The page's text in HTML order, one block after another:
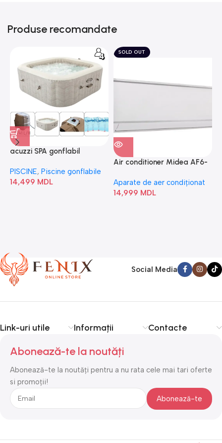
Produse recomandate
acuzzi SPA gonflabil
Bubble” 28446
PISCINE, Piscine gonflabile
14,499 MDL
SOLD OUT
Air conditioner Midea AF6-
Aparate de aer condiționat
14,999 MDL
Social Media
Link-uri utile Informații Contacte
Abonează-te la noutăți
Abonează-te la noutăți pentru a nu rata cele mai tari oferte
si promoții!